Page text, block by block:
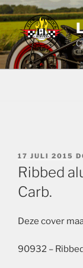
Ga
naar
de
inhoud
GEPLAATST
OP
17 JULI 2015
Ribbed
Carb.
Deze cover
90932 –